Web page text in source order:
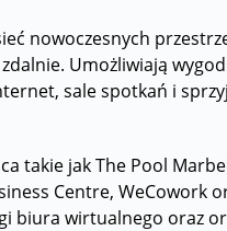
nowoczesnych
Umożliwiają
sale spotkań i
takie jak The Pool
Centre, WeCowork
biura wirtualnego oraz